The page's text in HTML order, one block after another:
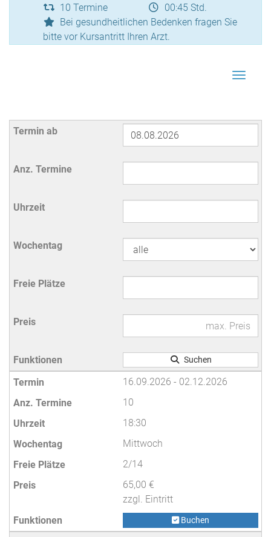
10 Termine
00:45 Std.
Bei gesundheitlichen Bedenken fragen Sie
bitte vor Kursantritt Ihren Arzt.
Suchen
16.09.2026 - 02.12.2026
10
18:30
Mittwoch
2/14
65,00 €
zzgl. Eintritt
Buchen